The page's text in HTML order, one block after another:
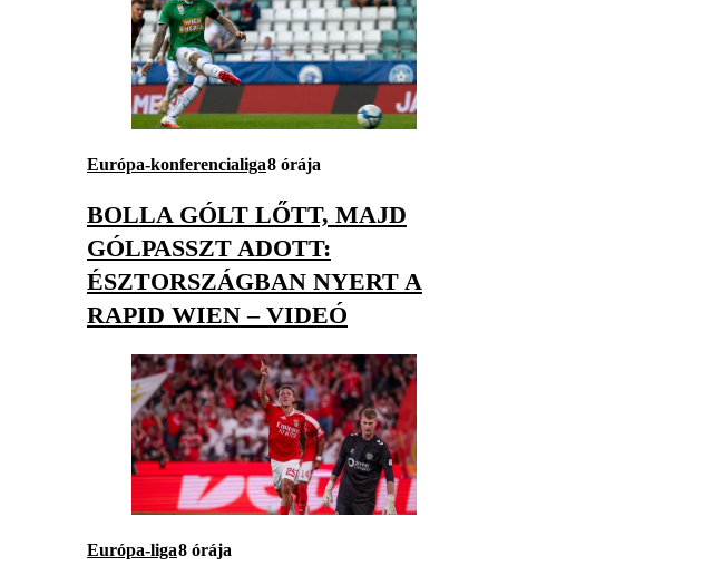
Európa-konferencialiga8 órája
BOLLA GÓLT LŐTT, MAJD
GÓLPASSZT ADOTT:
ÉSZTORSZÁGBAN NYERT A
RAPID WIEN – VIDEÓ
Európa-liga8 órája